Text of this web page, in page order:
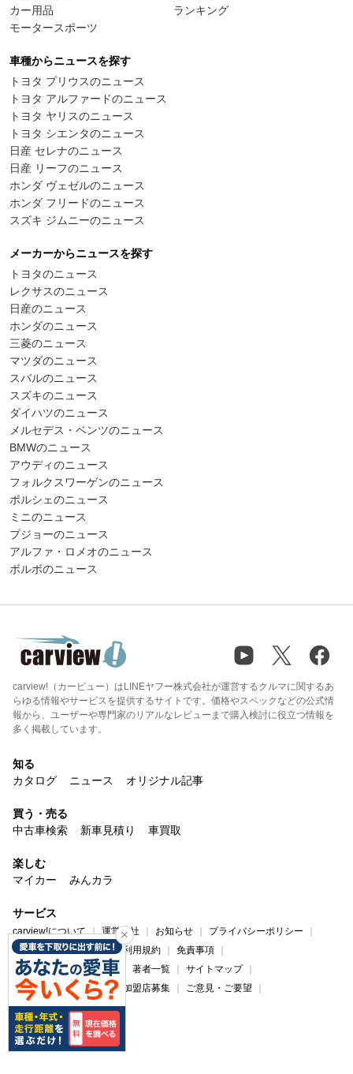
カー用品
モータースポーツ
ランキング
車種からニュースを探す
トヨタ プリウスのニュース
トヨタ アルファードのニュース
トヨタ ヤリスのニュース
トヨタ シエンタのニュース
日産 セレナのニュース
日産 リーフのニュース
ホンダ ヴェゼルのニュース
ホンダ フリードのニュース
スズキ ジムニーのニュース
メーカーからニュースを探す
トヨタのニュース
レクサスのニュース
日産のニュース
ホンダのニュース
三菱のニュース
マツダのニュース
スバルのニュース
スズキのニュース
ダイハツのニュース
メルセデス・ベンツのニュース
BMWのニュース
アウディのニュース
フォルクスワーゲンのニュース
ポルシェのニュース
ミニのニュース
プジョーのニュース
アルファ・ロメオのニュース
ボルボのニュース
carview!（カービュー）はLINEヤフー株式会社が運営するクルマに関するあ
らゆる情報やサービスを提供するサイトです。価格やスペックなどの公式情
報から、ユーザーや専門家のリアルなレビューまで購入検討に役立つ情報を
多く掲載しています。
知る
カタログ
ニュース オリジナル記事
買う・売る
中古車検索
新車見積り 車買取
楽しむ
マイカー
みんカラ
サービス
carview!について 運営会社 お知らせ
プライバシーポリシー
プライバシーセンター
利用規約
免責事項
コンテンツ制作ポリシー
著者一覧
サイトマップ
広告掲載について
法人加盟店募集
ご意見・ご要望
ヘルプ・お問い合わせ
carview! Yahoo! JAPAN